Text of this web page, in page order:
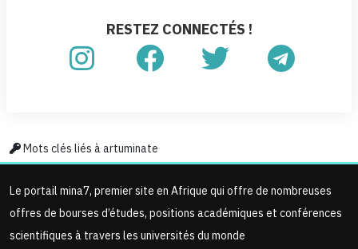
RESTEZ CONNECTÉS !
Mots clés liés à artuminate
Le portail mina7, premier site en Afrique qui offre de nombreuses
offres de bourses d’études, positions académiques et conférences
scientifiques à travers les universités du monde